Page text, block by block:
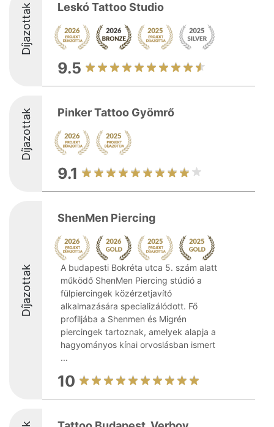
Díjazottak Leskó Tattoo Studio
9.5
Díjazottak Pinker Tattoo Gyömrő
9.1
Díjazottak
ShenMen Piercing
A budapesti Bokréta utca 5. szám alatt
működő ShenMen Piercing stúdió a
fülpiercingek közérzetjavító
alkalmazására specializálódott. Fő
profiljába a Shenmen és Migrén
piercingek tartoznak, amelyek alapja a
hagyományos kínai orvoslásban ismert
...
10